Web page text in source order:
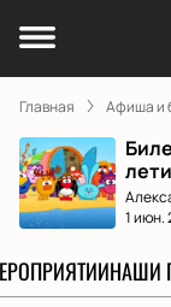
Главная Афиша и
1 июн.
НАШИ